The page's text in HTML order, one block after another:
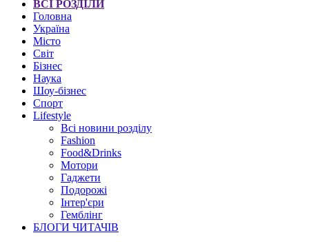
ВСІ РОЗДІЛИ
Головна
Україна
Місто
Світ
Бізнес
Наука
Шоу-бізнес
Спорт
Lifestyle
Всі новини розділу
Fashion
Food&Drinks
Мотори
Гаджети
Подорожі
Інтер'єри
Гемблінг
БЛОГИ ЧИТАЧІВ